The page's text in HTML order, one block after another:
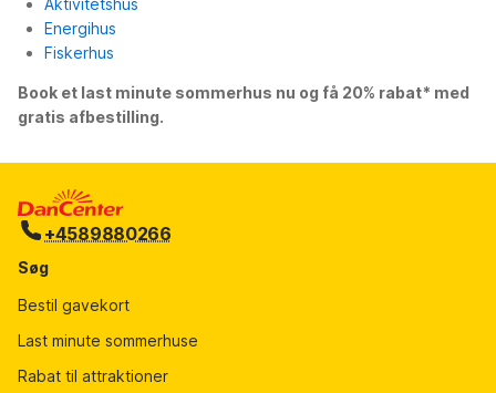
Energihus
Fiskerhus
Book et last minute sommerhus nu og få 20% rabat* med
gratis afbestilling.
+4589880266
Søg
Bestil gavekort
Last minute sommerhuse
Rabat til attraktioner